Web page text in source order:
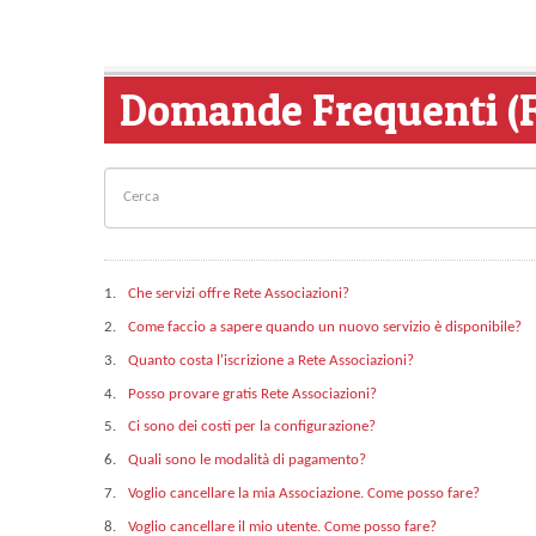
Domande Frequenti
1. Che servizi offre Rete Associazioni?
2. Come faccio a sapere quando un nuovo servizio è disponibile?
3. Quanto costa l'iscrizione a Rete Associazioni?
4. Posso provare gratis Rete Associazioni?
5. Ci sono dei costi per la configurazione?
6. Quali sono le modalità di pagamento?
7. Voglio cancellare la mia Associazione. Come posso fare?
8. Voglio cancellare il mio utente. Come posso fare?